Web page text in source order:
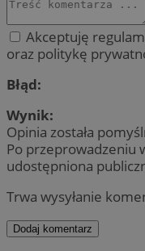
Akceptuję
oraz politykę
Błąd:
Wynik:
Opinia została
Po przeprowadzeniu
udostępniona
Trwa wysyłanie
Dodaj komentarz